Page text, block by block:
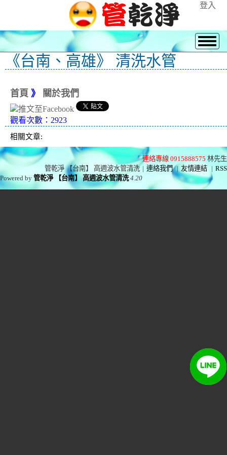
登入
《台南、高雄》 清洗水管
首頁 》 關於我們
觀看次數：2923
相關文章:
連絡專線 0915888575 林先生
管乾淨 【台南】 高週波水管清洗 | 連絡我們 | 友情連結 | RSS
Powered by管乾淨 【台南】 高週波水管清洗 4.20